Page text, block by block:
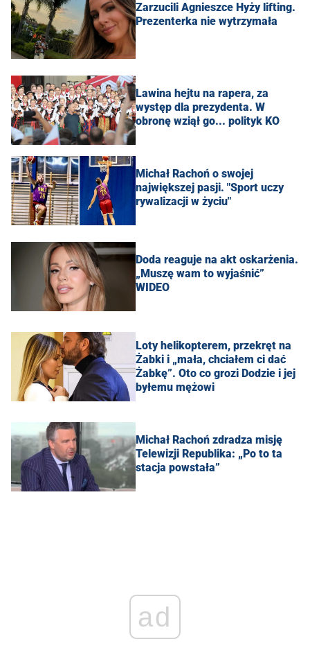
Zarzucili Agnieszce Hyży lifting.
Prezenterka nie wytrzymała
Lawina hejtu na rapera, za
występ dla prezydenta. W
obronę wziął go... polityk KO
Michał Rachoń o swojej
największej pasji. "Sport uczy
rywalizacji w życiu"
Doda reaguje na akt oskarżenia.
„Muszę wam to wyjaśnić”
WIDEO
Loty helikopterem, przekręt na
Żabki i „mała, chciałem ci dać
Żabkę”. Oto co grozi Dodzie i jej
byłemu mężowi
Michał Rachoń zdradza misję
Telewizji Republika: „Po to ta
stacja powstała”
ad